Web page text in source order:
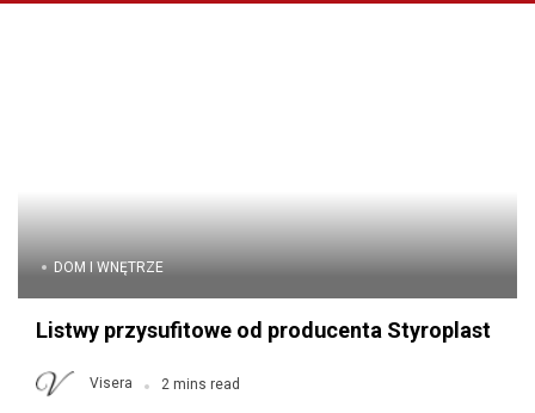
DOM I WNĘTRZE
Listwy przysufitowe od producenta Styroplast
Visera 2 mins read